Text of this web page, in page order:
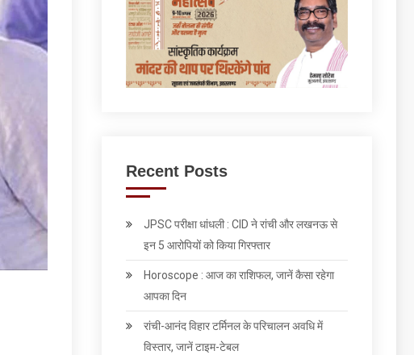
Recent Posts
JPSC परीक्षा धांधली : CID ने रांची और लखनऊ से
इन 5 आरोपियों को किया गिरफ्तार
Horoscope : आज का राशिफल, जानें कैसा रहेगा
आपका दिन
रांची-आनंद विहार टर्मिनल के परिचालन अवधि में
विस्तार, जानें टाइम-टेबल